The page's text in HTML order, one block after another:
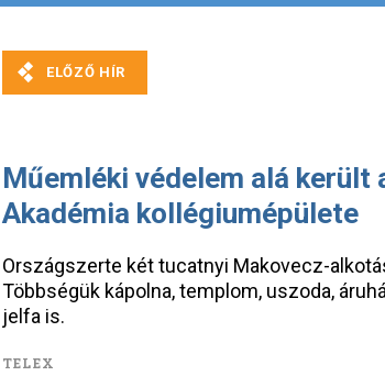
Műemléki védelem alá került
Akadémia kollégiumépülete
Országszerte két tucatnyi Makovecz-
Többségük kápolna, templom, uszoda,
jelfa is.
TELEX